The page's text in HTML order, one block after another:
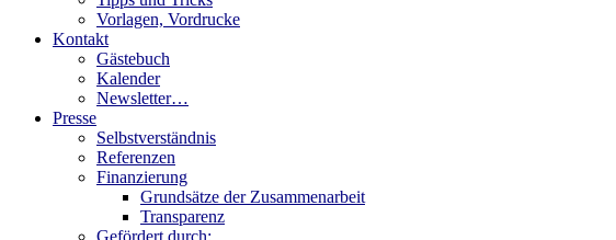
Vorlagen, Vordrucke
Kontakt
Gästebuch
Kalender
Newsletter…
Presse
Selbstverständnis
Referenzen
Finanzierung
Grundsätze der Zusammenarbeit
Transparenz
Gefördert durch: